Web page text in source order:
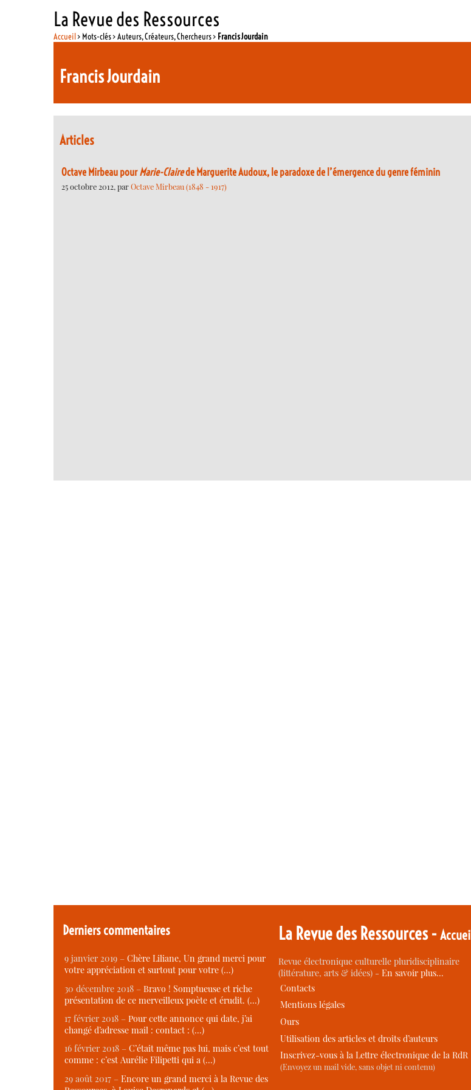
La Revue des Ressources
Accueil> Mots-clés > Auteurs, Créateurs, Chercheurs > Francis Jourdain
Francis Jourdain
Articles
Octave Mirbeau pourMarie-Clairede Marguerite Audoux, le paradoxe de l’émergence du genre féminin
25 octobre 2012, parOctave Mirbeau (1848 - 1917)
Derniers commentaires
9 janvier 2019 – Chère Liliane, Un grand merci pour
votre appréciation et surtout pour votre (…)
30 décembre 2018 – Bravo ! Somptueuse et riche
présentation de ce merveilleux poète et érudit. (…)
17 février 2018 – Pour cette annonce qui date, j’ai
changé d’adresse mail : contact : (…)
16 février 2018 – C’était même pas lui, mais c’est tout
comme : c’est Aurélie Filipetti qui a (…)
29 août 2017 – Encore un grand merci à la Revue des
La Revue des Ressources -Accueil
Revue électronique culturelle pluridisciplinaire
(littérature, arts & idées) -En savoir plus…
Contacts
Mentions légales
Ours
Utilisation des articles et droits d’auteurs
Inscrivez-vous à la Lettre électronique de la RdR
(Envoyez un mail vide, sans objet ni contenu)